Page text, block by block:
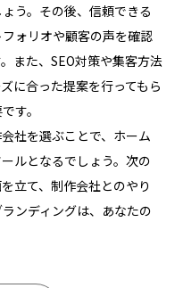
う。その後、信頼できる
ォリオや顧客の声を確認
また、SEO対策や集客方法
に合った提案を行ってもら
す。
社を選ぶことで、ホーム
ルとなるでしょう。次の
立て、制作会社とのやり
ンディングは、あなたの